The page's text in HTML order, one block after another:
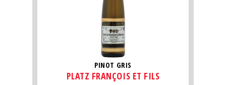
PINOT GRIS
PLATZ FRANÇOIS ET FILS